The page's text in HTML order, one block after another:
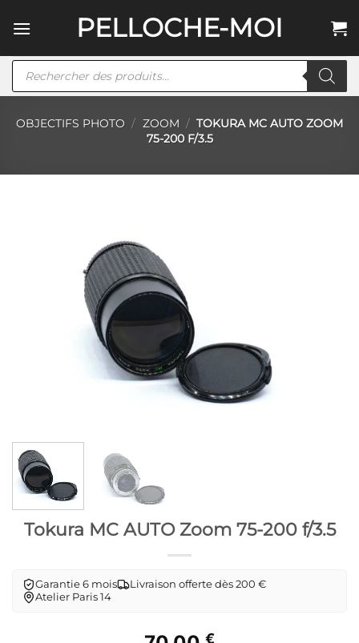
au
PELLOCHE-MOI
Recherche
OBJECTIFS PHOTO / ZOOM / TOKURA MC AUTO ZOOM
75-200 F/3.5
Tokura MC AUTO Zoom 75-200 f/3.5
Garantie 6 mois
Livraison offerte dès 200 €
Atelier Paris 14
€